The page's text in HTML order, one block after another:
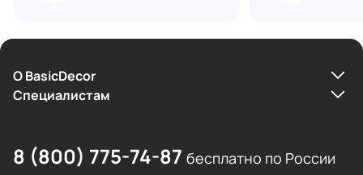
О BasicDecor
Cпециалистам
8 (800) 775-74-87 бесплатно по России